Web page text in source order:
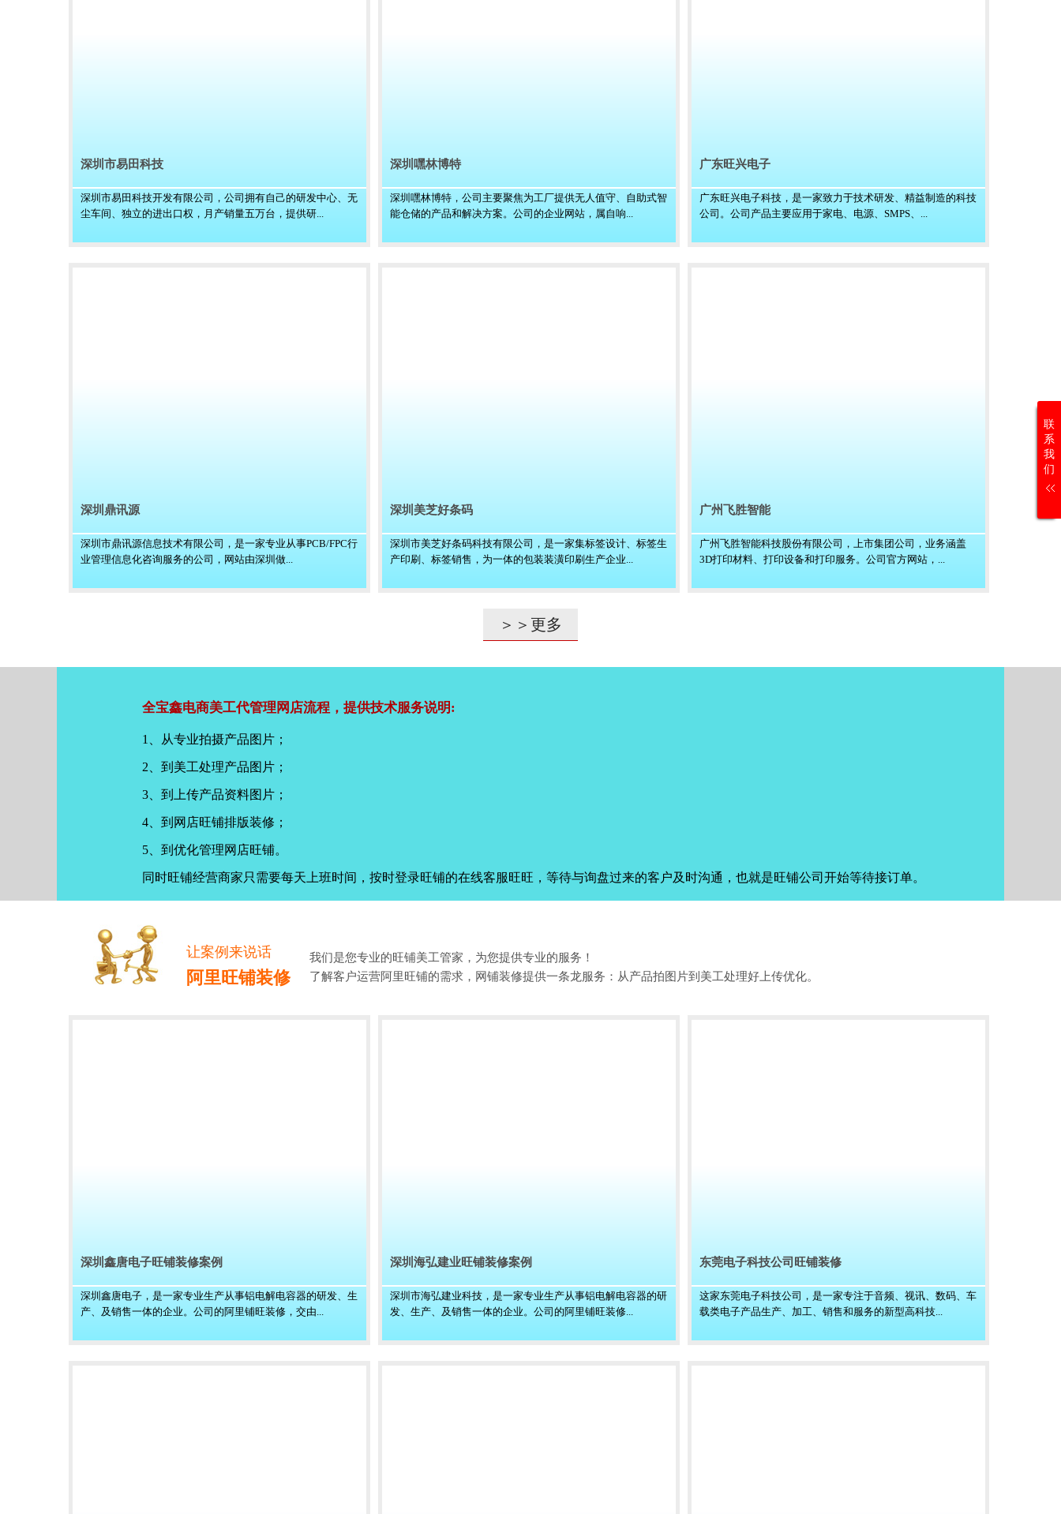
深圳市易田科技
深圳市易田科技开发有限公司，公司拥有自己的研发中心、无
尘车间、独立的进出口权，月产销量五万台，提供研...
深圳嘿林博特
深圳嘿林博特，公司主要聚焦为工厂提供无人值守、自助式智
能仓储的产品和解决方案。公司的企业网站，属自响...
广东旺兴电子
广东旺兴电子科技，是一家致力于技术研发、精益制造的科技
公司。公司产品主要应用于家电、电源、SMPS、...
深圳鼎讯源
深圳市鼎讯源信息技术有限公司，是一家专业从事PCB/FPC行
业管理信息化咨询服务的公司，网站由深圳做...
深圳美芝好条码
深圳市美芝好条码科技有限公司，是一家集标签设计、标签生
产印刷、标签销售，为一体的包装装潢印刷生产企业...
广州飞胜智能
广州飞胜智能科技股份有限公司，上市集团公司，业务涵盖
3D打印材料、打印设备和打印服务。公司官方网站，...
＞＞更多
全宝鑫电商美工代管理网店流程，提供技术服务说明:
1、从专业拍摄产品图片；
2、到美工处理产品图片；
3、到上传产品资料图片；
4、到网店旺铺排版装修；
5、到优化管理网店旺铺。
同时旺铺经营商家只需要每天上班时间，按时登录旺铺的在线客服旺旺，等待与询盘过来的客户及时沟通，也就是旺铺公司开始等待接订单。
让案例来说话
阿里旺铺装修
我们是您专业的旺铺美工管家，为您提供专业的服务！
了解客户运营阿里旺铺的需求，网铺装修提供一条龙服务：从产品拍图片到美工处理好上传优化。
深圳鑫唐电子旺铺装修案例
深圳鑫唐电子，是一家专业生产从事铝电解电容器的研发、生
产、及销售一体的企业。公司的阿里铺旺装修，交由...
深圳海弘建业旺铺装修案例
深圳市海弘建业科技，是一家专业生产从事铝电解电容器的研
发、生产、及销售一体的企业。公司的阿里铺旺装修...
东莞电子科技公司旺铺装修
这家东莞电子科技公司，是一家专注于音频、视讯、数码、车
载类电子产品生产、加工、销售和服务的新型高科技...
联
系
我
们